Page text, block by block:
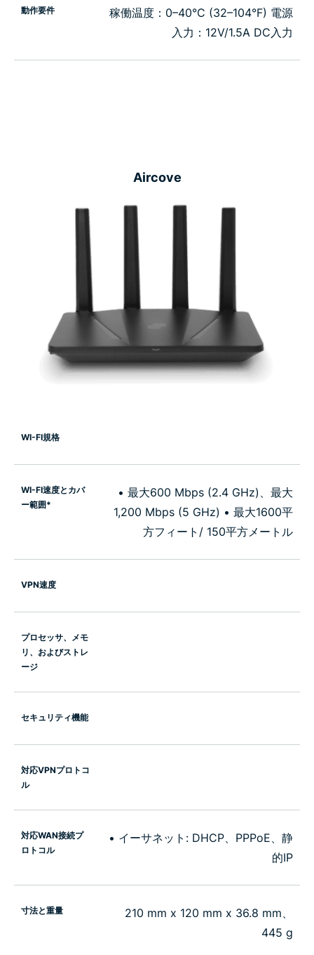
動作要件
稼働温度：0–40°C (32–104°F) 電源
入力：12V/1.5A DC入力
Aircove
WI-FI規格
WI-FI速度とカバ
ー範囲*
• 最大600 Mbps (2.4 GHz)、最大
1,200 Mbps (5 GHz) • 最大1600平
方フィート/ 150平方メートル
VPN速度
プロセッサ、メモ
リ、およびストレ
ージ
セキュリティ機能
対応VPNプロトコ
ル
対応WAN接続プ
ロトコル
• イーサネット: DHCP、PPPoE、静
的IP
寸法と重量
210 mm x 120 mm x 36.8 mm、
445 g